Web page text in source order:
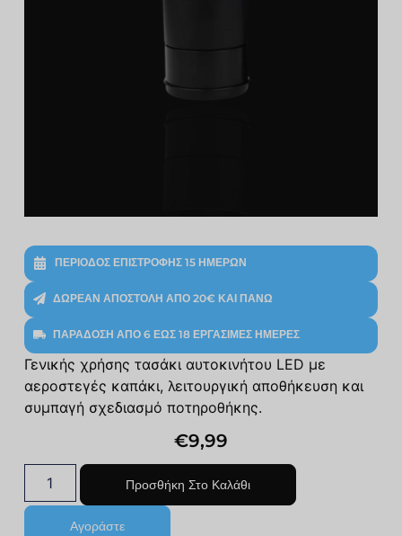
ΠΕΡΊΟΔΟΣ ΕΠΙΣΤΡΟΦΉΣ 15 ΗΜΕΡΏΝ
ΔΩΡΕΆΝ ΑΠΟΣΤΟΛΉ ΑΠΌ 20€ ΚΑΙ ΠΆΝΩ
ΠΑΡΆΔΟΣΗ ΑΠΌ 6 ΈΩΣ 18 ΕΡΓΆΣΙΜΕΣ ΗΜΈΡΕΣ
Γενικής χρήσης τασάκι αυτοκινήτου LED με
αεροστεγές καπάκι, λειτουργική αποθήκευση και
συμπαγή σχεδιασμό ποτηροθήκης.
€9,99
Προσθήκη Στο Καλάθι
Αγοράστε